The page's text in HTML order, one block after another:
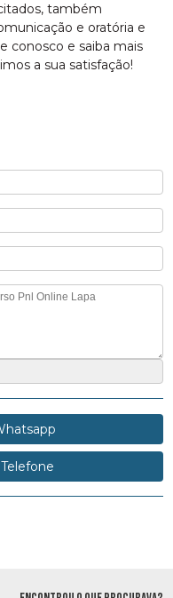
também
e oratória e
conosco e saiba mais
a sua satisfação!